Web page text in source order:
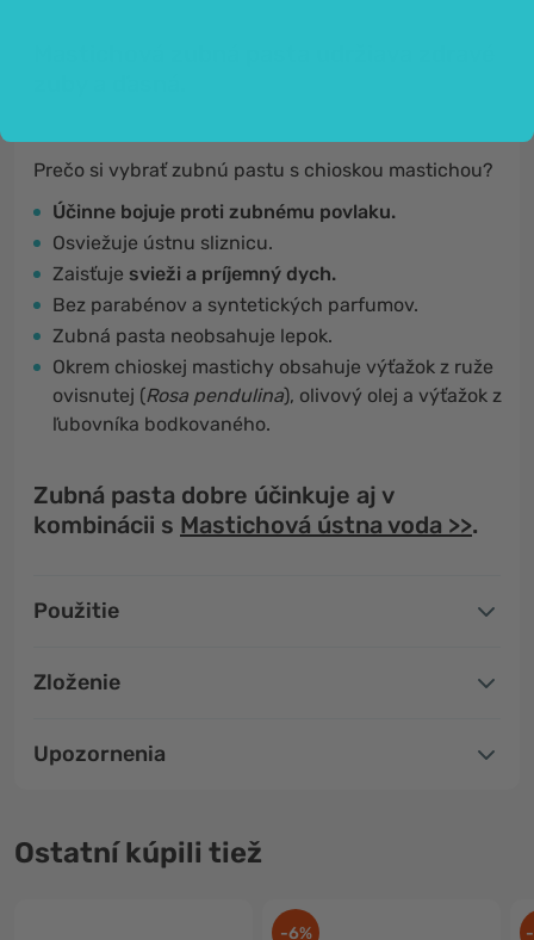
Prečo si vybrať zubnú pastu s chioskou mastichou?
Účinne bojuje proti zubnému povlaku.
Osviežuje ústnu sliznicu.
Zaisťuje svieži a príjemný dych.
Bez parabénov a syntetických parfumov.
Zubná pasta neobsahuje lepok.
Okrem chioskej mastichy obsahuje výťažok z ruže
ovisnutej (Rosa pendulina), olivový olej a výťažok z
ľubovníka bodkovaného.
Zubná pasta dobre účinkuje aj v
kombinácii s Mastichová ústna voda >>.
Použitie
Zloženie
Upozornenia
Ostatní kúpili tiež
-6%